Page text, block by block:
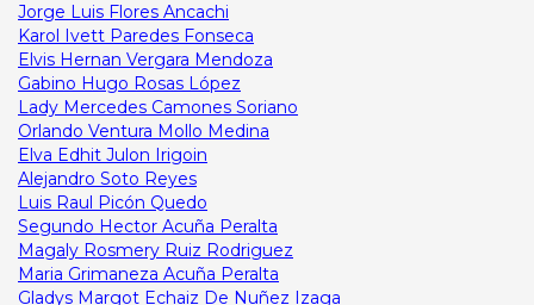
Jorge Luis Flores Ancachi
Karol Ivett Paredes Fonseca
Elvis Hernan Vergara Mendoza
Gabino Hugo Rosas López
Lady Mercedes Camones Soriano
Orlando Ventura Mollo Medina
Elva Edhit Julon Irigoin
Alejandro Soto Reyes
Luis Raul Picón Quedo
Segundo Hector Acuña Peralta
Magaly Rosmery Ruiz Rodriguez
Maria Grimaneza Acuña Peralta
Gladys Margot Echaiz De Nuñez Izaga